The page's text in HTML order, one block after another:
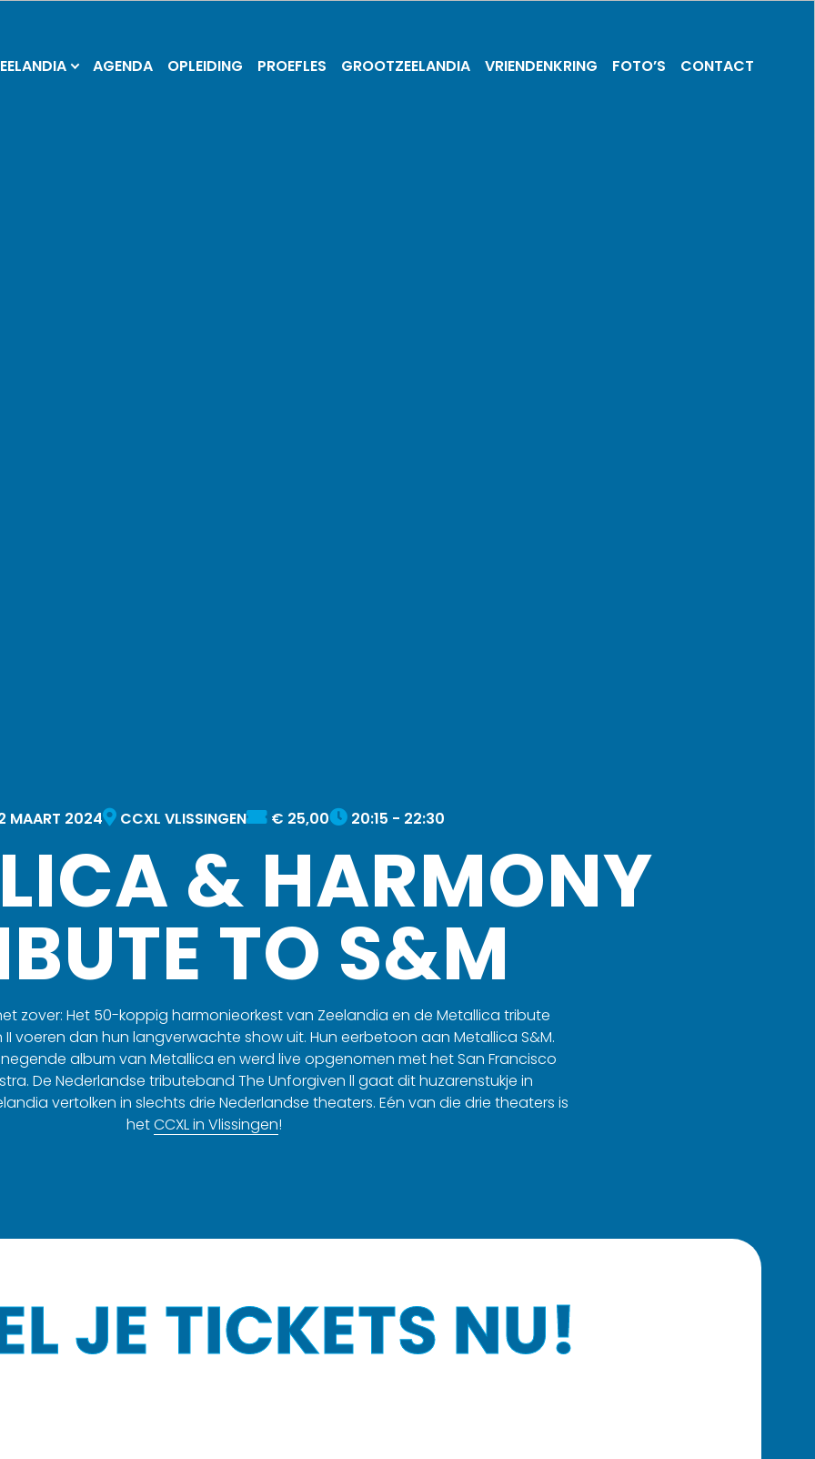
AGENDA OPLEIDING PROEFLES GROOT­ZEELANDIA VRIENDEN­KRING FOTO’S CONTACT
MAART 2024 CCXL VLISSINGEN € 25,00 20:15 - 22:30
& HARMONY
TO S&M
zover: Het 50-koppig harmonieorkest van Zeelandia en de Metallica tribute
voeren dan hun langverwachte show uit. Hun eerbetoon aan Metallica S&M.
negende album van Metallica en werd live opgenomen met het San Francisco
De Nederlandse tributeband The Unforgiven ll gaat dit huzarenstukje in
vertolken in slechts drie Nederlandse theaters. Eén van die drie theaters is
hetCCXL in Vlissingen!
JE TICKETS NU!